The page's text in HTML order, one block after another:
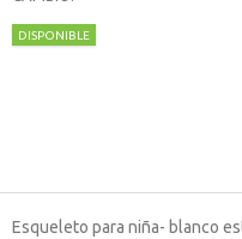
DISPONIBLE
Esqueleto para niña- blanco